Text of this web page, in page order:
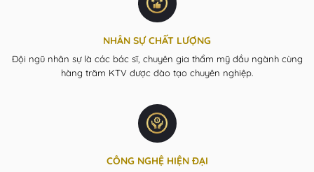
NHÂN SỰ CHẤT LƯỢNG
Đội ngũ nhân sự là các bác sĩ, chuyên gia thẩm mỹ đầu ngành cùng
hàng trăm KTV được đào tạo chuyên nghiệp.
CÔNG NGHỆ HIỆN ĐẠI